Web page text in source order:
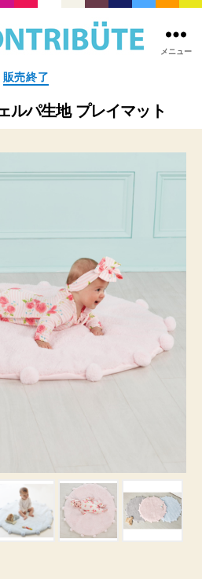
式
社
コ
リ
ト
Contribute,inc.
)
メニュー
カ
テ
ゴ
リ
販売終了
ルパ生地 プレイマット